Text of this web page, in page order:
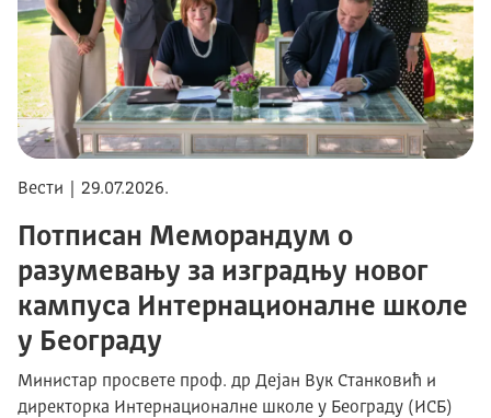
Вести | 29.07.2026.
Потписан Меморандум о
разумевању за изградњу новог
кампуса Интернационалне школе
у Београду
Министар просвете проф. др Дејан Вук Станковић и
директорка Интернационалне школе у Београду (ИСБ)